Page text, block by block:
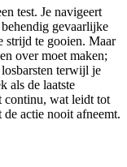
test. Je navigeert
gevaarlijke
strijd te gooien. Maar
over moet maken;
terwijl je
als de laatste
continu, wat leidt tot
actie nooit afneemt.